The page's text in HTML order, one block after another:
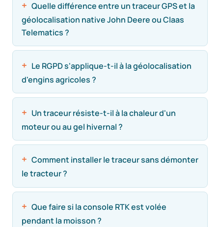
Quelle différence entre un traceur GPS et la
géolocalisation native John Deere ou Claas
Telematics ?
Le RGPD s'applique-t-il à la géolocalisation
d'engins agricoles ?
Un traceur résiste-t-il à la chaleur d'un
moteur ou au gel hivernal ?
Comment installer le traceur sans démonter
le tracteur ?
Que faire si la console RTK est volée
pendant la moisson ?